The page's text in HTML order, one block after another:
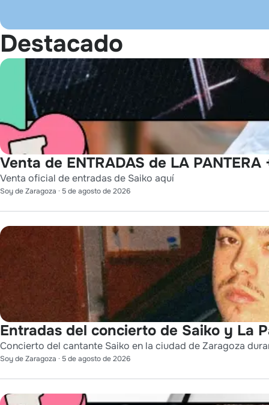
Destacado
Venta de ENTRADAS de LA
Venta oficial de entradas de Saiko aquí
Soy de Zaragoza · 5 de agosto de 2026
Entradas del concierto de Saiko y La
Concierto del cantante Saiko en la ciudad de Zaragoza
Soy de Zaragoza · 5 de agosto de 2026